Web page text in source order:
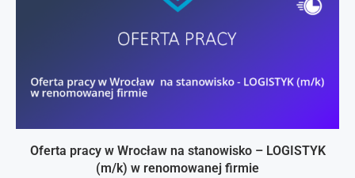
Oferta pracy w Wrocław na stanowisko – LOGISTYK
(m/k) w renomowanej firmie